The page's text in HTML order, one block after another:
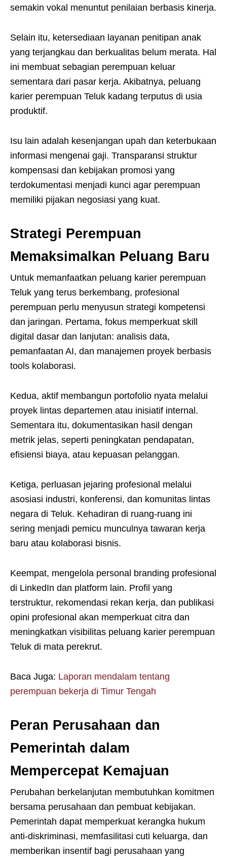
semakin vokal menuntut penilaian berbasis kinerja.
Selain itu, ketersediaan layanan penitipan anak
yang terjangkau dan berkualitas belum merata. Hal
ini membuat sebagian perempuan keluar
sementara dari pasar kerja. Akibatnya, peluang
karier perempuan Teluk kadang terputus di usia
produktif.
Isu lain adalah kesenjangan upah dan keterbukaan
informasi mengenai gaji. Transparansi struktur
kompensasi dan kebijakan promosi yang
terdokumentasi menjadi kunci agar perempuan
memiliki pijakan negosiasi yang kuat.
Strategi Perempuan
Memaksimalkan Peluang Baru
Untuk memanfaatkan peluang karier perempuan
Teluk yang terus berkembang, profesional
perempuan perlu menyusun strategi kompetensi
dan jaringan. Pertama, fokus memperkuat skill
digital dasar dan lanjutan: analisis data,
pemanfaatan AI, dan manajemen proyek berbasis
tools kolaborasi.
Kedua, aktif membangun portofolio nyata melalui
proyek lintas departemen atau inisiatif internal.
Sementara itu, dokumentasikan hasil dengan
metrik jelas, seperti peningkatan pendapatan,
efisiensi biaya, atau kepuasan pelanggan.
Ketiga, perluasan jejaring profesional melalui
asosiasi industri, konferensi, dan komunitas lintas
negara di Teluk. Kehadiran di ruang-ruang ini
sering menjadi pemicu munculnya tawaran kerja
baru atau kolaborasi bisnis.
Keempat, mengelola personal branding profesional
di LinkedIn dan platform lain. Profil yang
terstruktur, rekomendasi rekan kerja, dan publikasi
opini profesional akan memperkuat citra dan
meningkatkan visibilitas peluang karier perempuan
Teluk di mata perekrut.
Baca Juga: Laporan mendalam tentang
perempuan bekerja di Timur Tengah
Peran Perusahaan dan
Pemerintah dalam
Mempercepat Kemajuan
Perubahan berkelanjutan membutuhkan komitmen
bersama perusahaan dan pembuat kebijakan.
Pemerintah dapat memperkuat kerangka hukum
anti-diskriminasi, memfasilitasi cuti keluarga, dan
memberikan insentif bagi perusahaan yang